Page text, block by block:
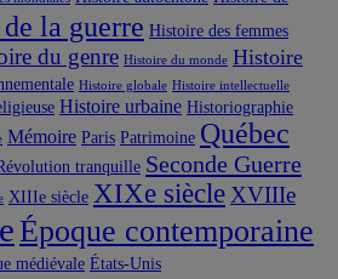
la guerre Histoire des femmes
du genre Histoire du monde Histoire
Histoire globale Histoire intellectuelle
Histoire urbaine Historiographie
Mémoire Paris Patrimoine Québec
tranquille Seconde Guerre
XIIIe siècle XIXe siècle XVIIIe
Époque contemporaine
médiévale États-Unis